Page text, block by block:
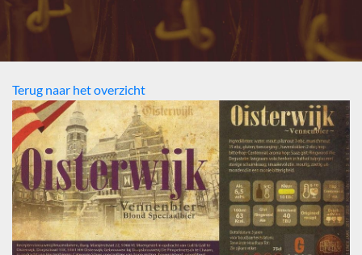
Bezoekers
Terug naar het overzicht